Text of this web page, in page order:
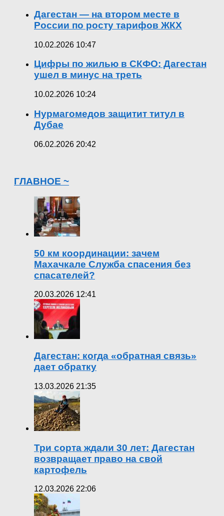
Дагестан — на втором месте в
России по росту тарифов ЖКХ
10.02.2026 10:47
Цифры по жилью в СКФО: Дагестан
ушел в минус на треть
10.02.2026 10:24
Нурмагомедов защитит титул в
Дубае
06.02.2026 20:42
ГЛАВНОЕ ~
50 км координации: зачем
Махачкале Служба спасения без
спасателей?
20.03.2026 12:41
Дагестан: когда «обратная связь»
дает обратку
13.03.2026 21:35
Три сорта ждали 30 лет: Дагестан
возвращает право на свой
картофель
12.03.2026 22:06